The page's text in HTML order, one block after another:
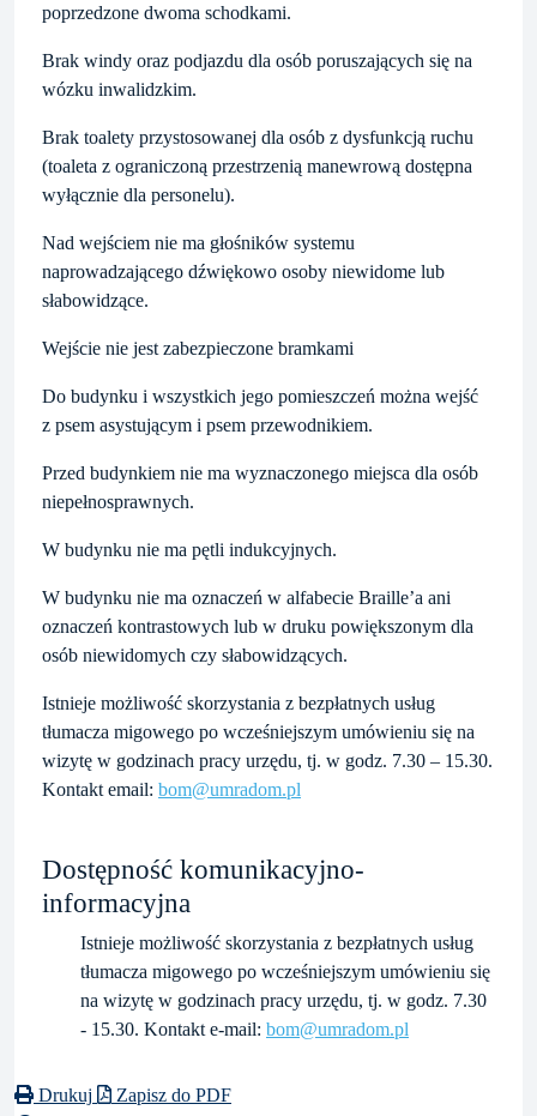
poprzedzone dwoma schodkami.
Brak windy oraz podjazdu dla osób poruszających się na
wózku inwalidzkim.
Brak toalety przystosowanej dla osób z dysfunkcją ruchu
(toaleta z ograniczoną przestrzenią manewrową dostępna
wyłącznie dla personelu).
Nad wejściem nie ma głośników systemu
naprowadzającego dźwiękowo osoby niewidome lub
słabowidzące.
Wejście nie jest zabezpieczone bramkami
Do budynku i wszystkich jego pomieszczeń można wejść
z psem asystującym i psem przewodnikiem.
Przed budynkiem nie ma wyznaczonego miejsca dla osób
niepełnosprawnych.
W budynku nie ma pętli indukcyjnych.
W budynku nie ma oznaczeń w alfabecie Braille’a ani
oznaczeń kontrastowych lub w druku powiększonym dla
osób niewidomych czy słabowidzących.
Istnieje możliwość skorzystania z bezpłatnych usług
tłumacza migowego po wcześniejszym umówieniu się na
wizytę w godzinach pracy urzędu, tj. w godz. 7.30 – 15.30.
Kontakt email: bom@umradom.pl
Dostępność komunikacyjno-
informacyjna
Istnieje możliwość skorzystania z bezpłatnych usług
tłumacza migowego po wcześniejszym umówieniu się
na wizytę w godzinach pracy urzędu, tj. w godz. 7.30
- 15.30. Kontakt e-mail: bom@umradom.pl
Drukuj
Zapisz do PDF